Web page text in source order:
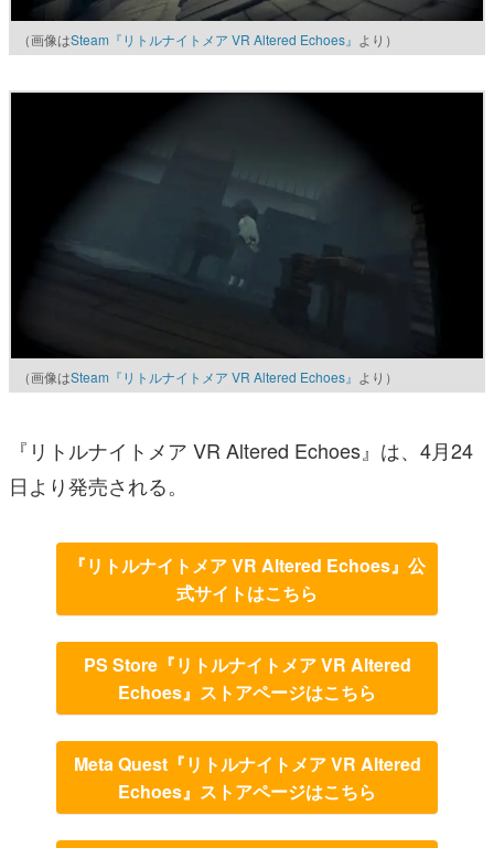
（画像はSteam『リトルナイトメア VR Altered Echoes』 より）
（画像はSteam『リトルナイトメア VR Altered Echoes』 より）
『リトルナイトメア VR Altered Echoes』は、4月24
日より発売される。
『リトルナイトメア VR Altered Echoes』公
式サイトはこちら
PS Store『リトルナイトメア VR Altered
Echoes』ストアページはこちら
Meta Quest『リトルナイトメア VR Altered
Echoes』ストアページはこちら